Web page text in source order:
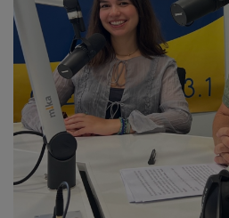
LES BÉNÉVOLES
LA GRILLE DES PROGRAMMES
LES TITRES DIFFUSES
NOS PARTENAIRES